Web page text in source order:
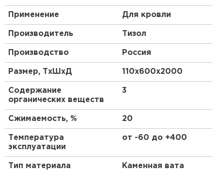
Применение Для кровли
Производитель Тизол
Производство Россия
Размер, ТхШхД 110х600х2000
Содержание
органических веществ
3
Сжимаемость, % 20
Температура
эксплуатации
от -60 до +400
Тип материала Каменная вата
Утеплитель Isover
Утеплитель Paroc
Утеплитель Penoplex